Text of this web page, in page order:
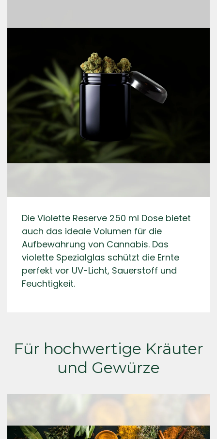
Die Violette Reserve 250 ml Dose bietet
auch das ideale Volumen für die
Aufbewahrung von Cannabis. Das
violette Spezialglas schützt die Ernte
perfekt vor UV-Licht, Sauerstoff und
Feuchtigkeit.
Für hochwertige Kräuter